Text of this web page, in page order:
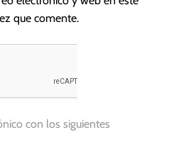
que comente.
con los siguientes